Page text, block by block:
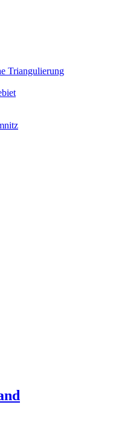
Triangulierung